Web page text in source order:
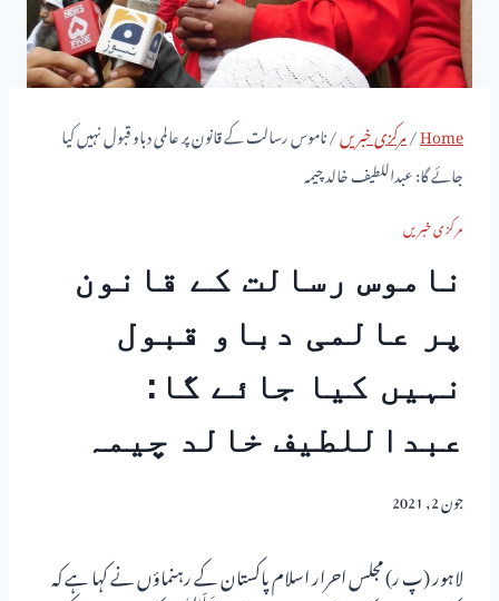
Home
/مرکزی خبریں/ناموس رسالت کے قانون پر عالمی دباو قبول نہیں کیا
جائے گا: عبداللطیف خالد چیمہ
مرکزی خبریں
ناموس رسالت کے قانون
پر عالمی دباو قبول
نہیں کیا جائے گا:
عبداللطیف خالد چیمہ
جون 2, 2021
لاہور (پ ر) مجلس احرار اسلام پاکستان کے رہنماؤں نے کہا ہے کہ